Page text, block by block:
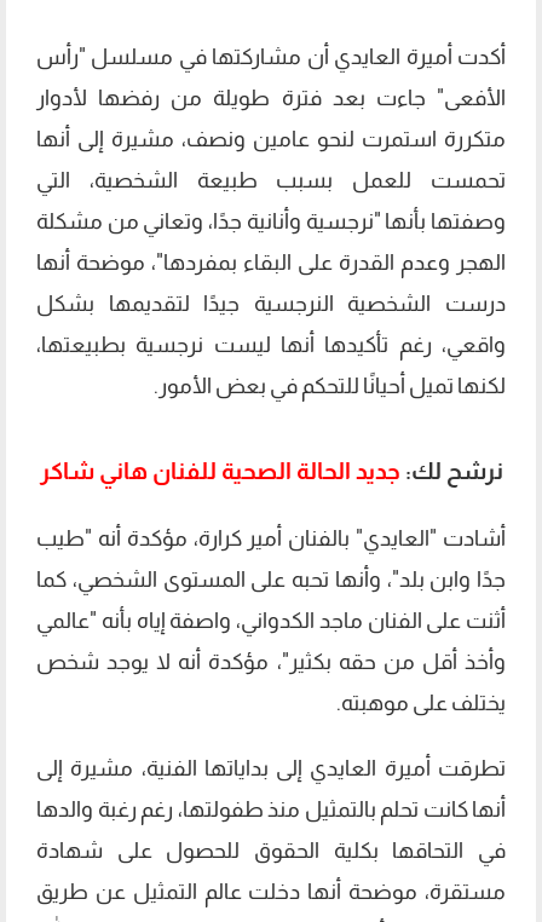
أكدت أميرة العايدي أن مشاركتها في مسلسل "رأس
الأفعى" جاءت بعد فترة طويلة من رفضها لأدوار
متكررة استمرت لنحو عامين ونصف، مشيرة إلى أنها
تحمست للعمل بسبب طبيعة الشخصية، التي
وصفتها بأنها "نرجسية وأنانية جدًا، وتعاني من مشكلة
الهجر وعدم القدرة على البقاء بمفردها"، موضحة أنها
درست الشخصية النرجسية جيدًا لتقديمها بشكل
واقعي، رغم تأكيدها أنها ليست نرجسية بطبيعتها،
لكنها تميل أحيانًا للتحكم في بعض الأمور.
نرشح لك: جديد الحالة الصحية للفنان هاني شاكر
أشادت "العايدي" بالفنان أمير كرارة، مؤكدة أنه "طيب
جدًا وابن بلد"، وأنها تحبه على المستوى الشخصي، كما
أثنت على الفنان ماجد الكدواني، واصفة إياه بأنه "عالمي
وأخذ أقل من حقه بكثير"، مؤكدة أنه لا يوجد شخص
يختلف على موهبته.
تطرقت أميرة العايدي إلى بداياتها الفنية، مشيرة إلى
أنها كانت تحلم بالتمثيل منذ طفولتها، رغم رغبة والدها
في التحاقها بكلية الحقوق للحصول على شهادة
مستقرة، موضحة أنها دخلت عالم التمثيل عن طريق